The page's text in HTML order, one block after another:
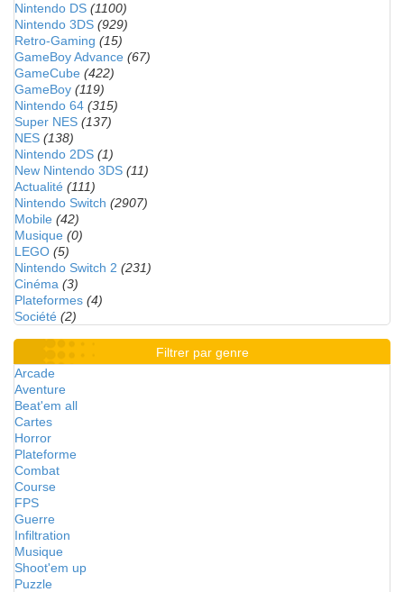
Nintendo DS (1100)
Nintendo 3DS (929)
Retro-Gaming (15)
GameBoy Advance (67)
GameCube (422)
GameBoy (119)
Nintendo 64 (315)
Super NES (137)
NES (138)
Nintendo 2DS (1)
New Nintendo 3DS (11)
Actualité (111)
Nintendo Switch (2907)
Mobile (42)
Musique (0)
LEGO (5)
Nintendo Switch 2 (231)
Cinéma (3)
Plateformes (4)
Société (2)
Filtrer par genre
Arcade
Aventure
Beat'em all
Cartes
Horror
Plateforme
Combat
Course
FPS
Guerre
Infiltration
Musique
Shoot'em up
Puzzle